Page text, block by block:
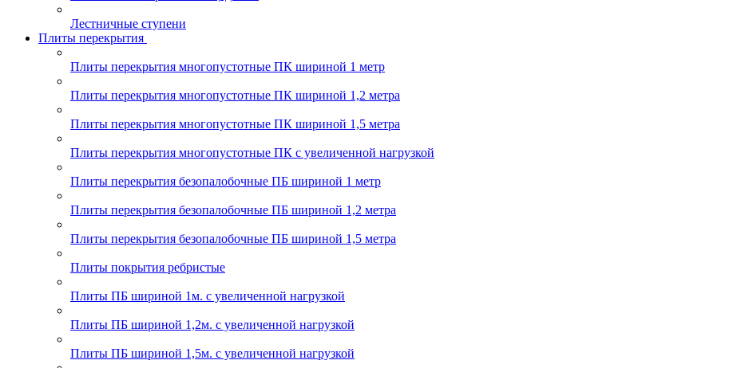
Лестничные ступени
Плиты перекрытия
Плиты перекрытия многопустотные ПК шириной 1 метр
Плиты перекрытия многопустотные ПК шириной 1,2 метра
Плиты перекрытия многопустотные ПК шириной 1,5 метра
Плиты перекрытия многопустотные ПК с увеличенной нагрузкой
Плиты перекрытия безопалобочные ПБ шириной 1 метр
Плиты перекрытия безопалобочные ПБ шириной 1,2 метра
Плиты перекрытия безопалобочные ПБ шириной 1,5 метра
Плиты покрытия ребристые
Плиты ПБ шириной 1м. с увеличенной нагрузкой
Плиты ПБ шириной 1,2м. с увеличенной нагрузкой
Плиты ПБ шириной 1,5м. с увеличенной нагрузкой